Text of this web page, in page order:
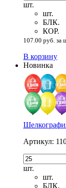
шт.
шт.
БЛК.
КОР.
107.00 руб. за
В корзину
Новинка
Артикул:
шт.
шт.
БЛК.